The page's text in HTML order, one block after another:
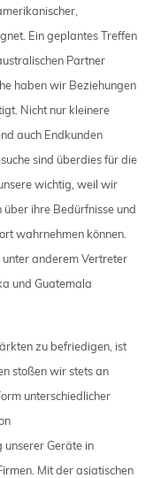
Ein geplantes Treffen
Partner
haben wir Beziehungen
Nicht nur kleinere
auch Endkunden
sind überdies für die
wichtig, weil wir
ihre Bedürfnisse und
wahrnehmen können.
anderem Vertreter
und Guatemala
zu befriedigen, ist
stoßen wir stets an
unterschiedlicher
Geräte in
Mit der asiatischen